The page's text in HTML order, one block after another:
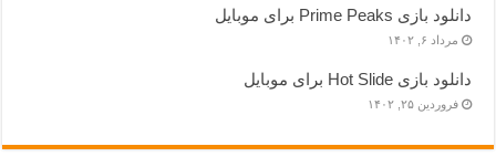
دانلود بازی Prime Peaks برای موبایل
مرداد ۶, ۱۴۰۲
دانلود بازی Hot Slide برای موبایل
فروردین ۲۵, ۱۴۰۲